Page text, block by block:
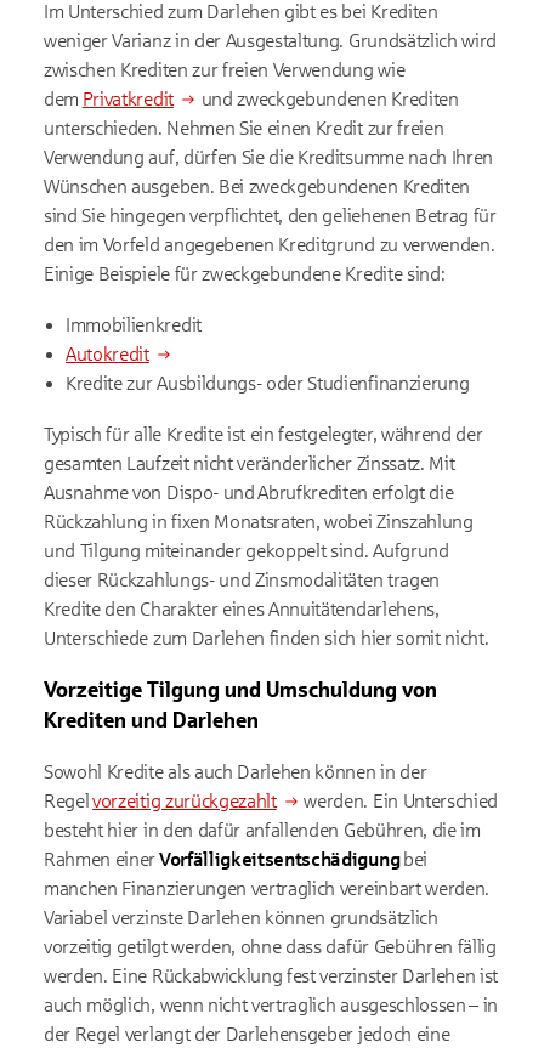
Im Unterschied zum Darlehen gibt es bei Krediten
weniger Varianz in der Ausgestaltung. Grundsätzlich wird
zwischen Krediten zur freien Verwendung wie
dem Privatkredit
und zweckgebundenen Krediten
unterschieden. Nehmen Sie einen Kredit zur freien
Verwendung auf, dürfen Sie die Kreditsumme nach Ihren
Wünschen ausgeben. Bei zweckgebundenen Krediten
sind Sie hingegen verpflichtet, den geliehenen Betrag für
den im Vorfeld angegebenen Kreditgrund zu verwenden.
Einige Beispiele für zweckgebundene Kredite sind:
Immobilienkredit
Autokredit
Kredite zur Ausbildungs- oder Studienfinanzierung
Typisch für alle Kredite ist ein festgelegter, während der
gesamten Laufzeit nicht veränderlicher Zinssatz. Mit
Ausnahme von Dispo- und Abrufkrediten erfolgt die
Rückzahlung in fixen Monatsraten, wobei Zinszahlung
und Tilgung miteinander gekoppelt sind. Aufgrund
dieser Rückzahlungs- und Zinsmodalitäten tragen
Kredite den Charakter eines Annuitätendarlehens,
Unterschiede zum Darlehen finden sich hier somit nicht.
Vorzeitige Tilgung und Umschuldung von
Krediten und Darlehen
Sowohl Kredite als auch Darlehen können in der
Regelvorzeitig zurückgezahlt
werden. Ein Unterschied
besteht hier in den dafür anfallenden Gebühren, die im
Rahmen einerVorfälligkeitsentschädigung bei
manchen Finanzierungen vertraglich vereinbart werden.
Variabel verzinste Darlehen können grundsätzlich
vorzeitig getilgt werden, ohne dass dafür Gebühren fällig
werden. Eine Rückabwicklung fest verzinster Darlehen ist
auch möglich, wenn nicht vertraglich ausgeschlossen – in
der Regel verlangt der Darlehensgeber jedoch eine